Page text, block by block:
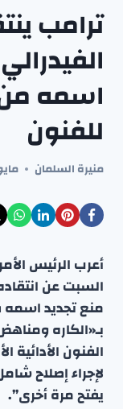
ترامب
اسمه
للفنون
منيرة السلمان مايو 31,
أعرب الرئيس
السبت عن
منع تجديد اسمه
بـ«الكاره
الفنون الأدائية
لإجراء إصلاح
يفتح مرة أخرى”.